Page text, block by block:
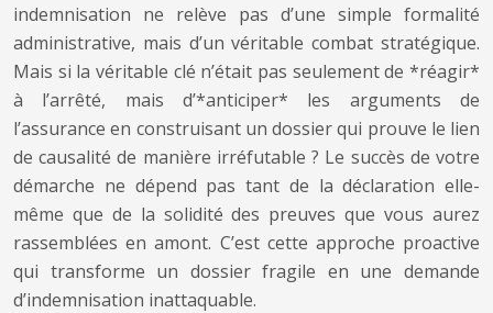
indemnisation ne relève pas d’une simple formalité
administrative, mais d’un véritable combat stratégique.
Mais si la véritable clé n’était pas seulement de *réagir*
à l’arrêté, mais d’*anticiper* les arguments de
l’assurance en construisant un dossier qui prouve le lien
de causalité de manière irréfutable ? Le succès de votre
démarche ne dépend pas tant de la déclaration elle-
même que de la solidité des preuves que vous aurez
rassemblées en amont. C’est cette approche proactive
qui transforme un dossier fragile en une demande
d’indemnisation inattaquable.